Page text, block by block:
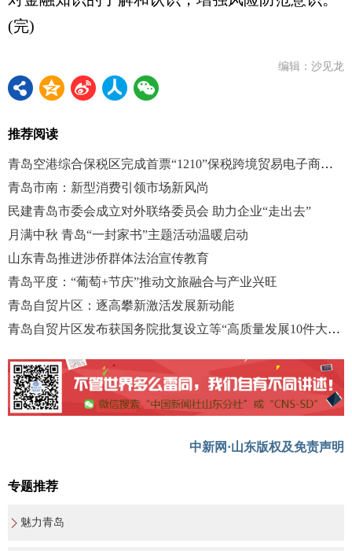
(完)
编辑：沙见龙
推荐阅读
青岛空港综合保税区完成首票“1210”保税跨境贸易电子商务业务
青岛市南：新型消费引领市场新风尚
民建青岛市委会成立对外联络委员会 助力企业“走出去”
月满中秋 青岛“一封家书”主题活动温暖启动
山东青岛推进涉侨群体法治宣传教育
青岛平度：“葡萄+节庆”推动文旅融合与产业兴旺
青岛自贸片区：逐高攀新激活发展新动能
青岛自贸片区发布获国务院批复设立等“高质量发展10件大事”
中新网·山东版权及免责声明
专题推荐
魅力青岛